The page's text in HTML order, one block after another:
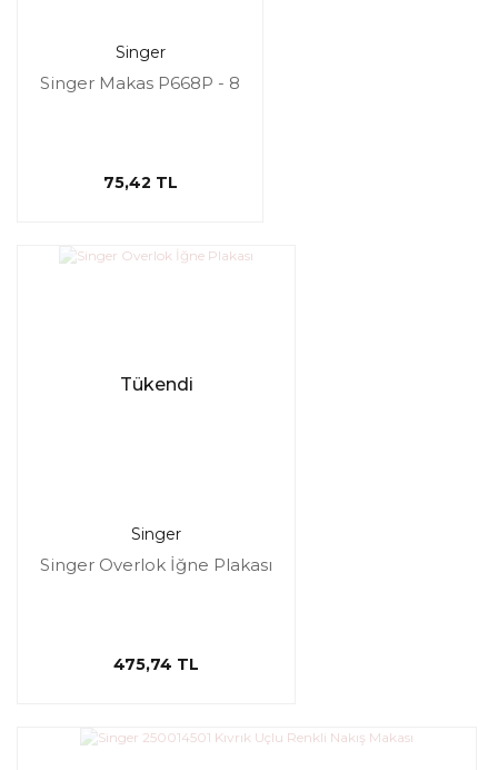
Singer
Singer Makas P668P - 8
75,42 TL
Tükendi
Singer
Singer Overlok İğne Plakası
475,74 TL